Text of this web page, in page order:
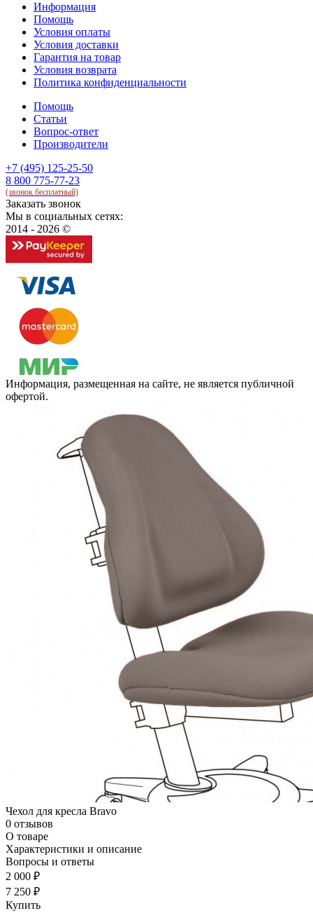
Информация
Помощь
Условия оплаты
Условия доставки
Гарантия на товар
Условия возврата
Политика конфиденциальности
Помощь
Статьи
Вопрос-ответ
Производители
+7 (495) 125-25-50
8 800 775-77-23
(звонок бесплатный)
Заказать звонок
Мы в социальных сетях:
2014 - 2026 ©
Информация, размещенная на сайте, не является публичной
офертой.
Чехол для кресла Bravo
0 отзывов
О товаре
Характеристики и описание
Вопросы и ответы
2 000 ₽
7 250 ₽
Купить